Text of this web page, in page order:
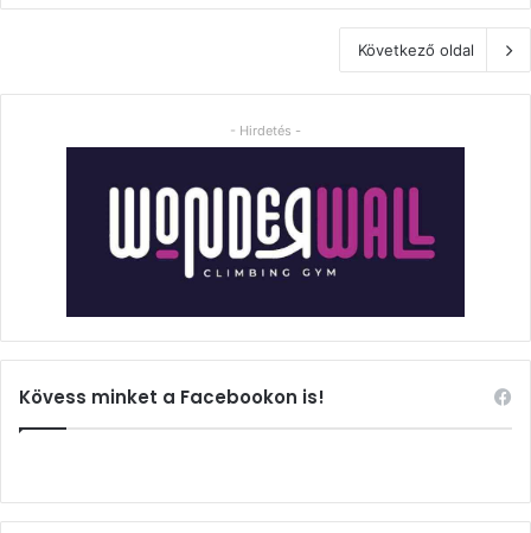
Következő oldal
- Hirdetés -
Kövess minket a Facebookon is!